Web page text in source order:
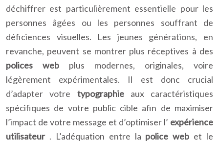
déchiffrer est particulièrement essentielle pour les
personnes âgées ou les personnes souffrant de
déficiences visuelles. Les jeunes générations, en
revanche, peuvent se montrer plus réceptives à des
polices web plus modernes, originales, voire
légèrement expérimentales. Il est donc crucial
d’adapter votre typographie aux caractéristiques
spécifiques de votre public cible afin de maximiser
l’impact de votre message et d’optimiser l’ expérience
utilisateur . L’adéquation entre la police web et le